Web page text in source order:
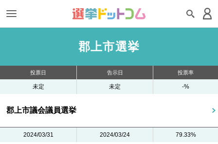
郡上市選挙
投票日 告示日 投票率
未定 未定 -%
郡上市議会議員選挙
2024/03/31 2024/03/24 79.33%